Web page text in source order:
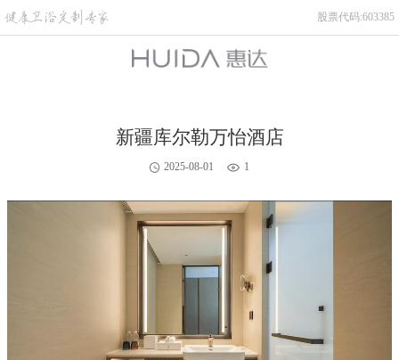
股票代码:603385
新疆库尔勒万怡酒店
2025-08-01 1